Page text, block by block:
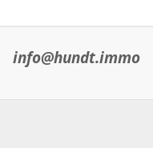
info@hundt.immo